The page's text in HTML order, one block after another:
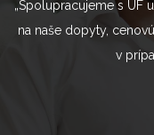
„Spolupracujeme s UF
na naše dopyty,
v